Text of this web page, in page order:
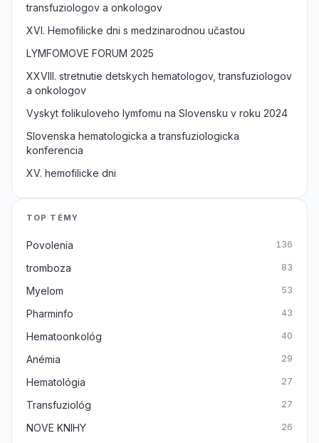
transfuziologov a onkologov
XVI. Hemofilicke dni s medzinarodnou učastou
LYMFOMOVE FORUM 2025
XXVIII. stretnutie detskych hematologov, transfuziologov
a onkologov
Vyskyt folikuloveho lymfomu na Slovensku v roku 2024
Slovenska hematologicka a transfuziologicka
konferencia
XV. hemofilicke dni
TOP TÉMY
Povolenia 136
tromboza 83
Myelom 53
Pharminfo 43
Hematoonkológ 40
Anémia 29
Hematológia 27
Transfuziológ 27
NOVE KNIHY 26